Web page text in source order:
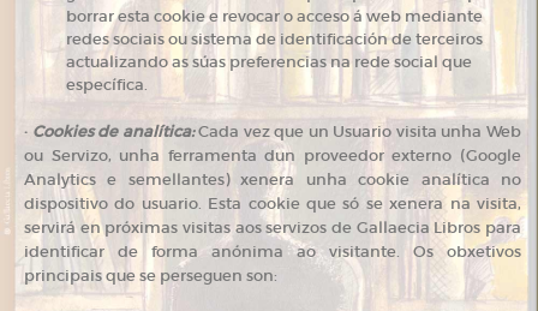
borrar esta cookie e revocar o acceso á web mediante
redes sociais ou sistema de identificación de terceiros
actualizando as súas preferencias na rede social que
específica.
· Cookies de analítica:Cada vez que un Usuario visita unha Web
ou Servizo, unha ferramenta dun proveedor externo (Google
Analytics e semellantes) xenera unha cookie analítica no
dispositivo do usuario. Esta cookie que só se xenera na visita,
servirá en próximas visitas aos servizos de Gallaecia Libros para
identificar de forma anónima ao visitante. Os obxetivos
principais que se perseguen son: